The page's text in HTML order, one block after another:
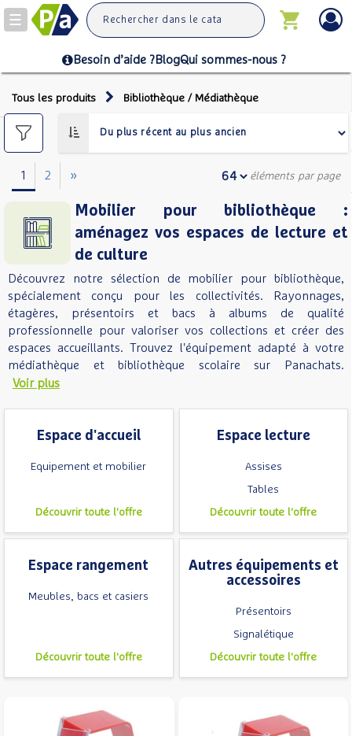
Toggle
navigation
Besoin d’aide ?BlogQui sommes-nous ?
Tous les produits Bibliothèque / Médiathèque
1 2 » éléments par page
Mobilier pour bibliothèque :
aménagez vos espaces de lecture et
de culture
Découvrez notre sélection de mobilier pour bibliothèque,
spécialement conçu pour les collectivités. Rayonnages,
étagères, présentoirs et bacs à albums de qualité
professionnelle pour valoriser vos collections et créer des
espaces accueillants. Trouvez l'équipement adapté à votre
médiathèque et bibliothèque scolaire sur Panachats.
Voir plus
Espace d'accueil
Equipement et mobilier
Découvrir toute l'offre
Espace lecture
Assises
Tables
Découvrir toute l'offre
Espace rangement
Meubles, bacs et casiers
Découvrir toute l'offre
Autres équipements et
accessoires
Présentoirs
Signalétique
Découvrir toute l'offre